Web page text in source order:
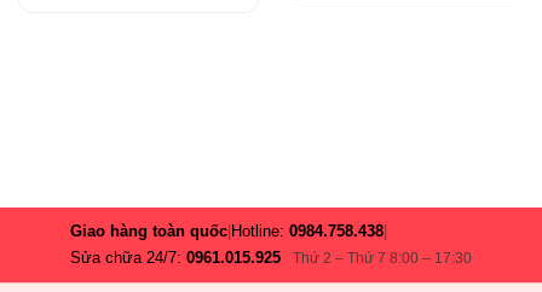
Giao hàng toàn quốc Hotline:0984.758.438
Sửa chữa 24/7:0961.015.925 Thứ 2 – Thứ 7 8:00 – 17:30